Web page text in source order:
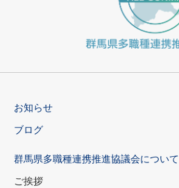
お知らせ
ブログ
群馬県多職種連携推進協議会について
ご挨拶